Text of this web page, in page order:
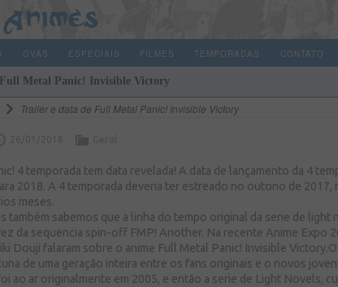
OVAS ESPECIAIS FILMES TEMPORADAS CONTATO
Metal Panic! Invisible Victory
Trailer e data de Full Metal Panic! Invisible Victory
4 temporada tem data revelada! A data de lançamento da 4
2018. A 4 temporada deveria ter estreado no outono de
meses.
também sabemos que a linha do tempo original da serie de light
da sequencia spin-off FMP! Another. Na recente Anime Expo
Douji falaram sobre o anime Full Metal Panic! Invisible
de uma geração inteira entre os fans originais e o novos
ao ar originalmente em 2005, e então a serie de Light Novels,